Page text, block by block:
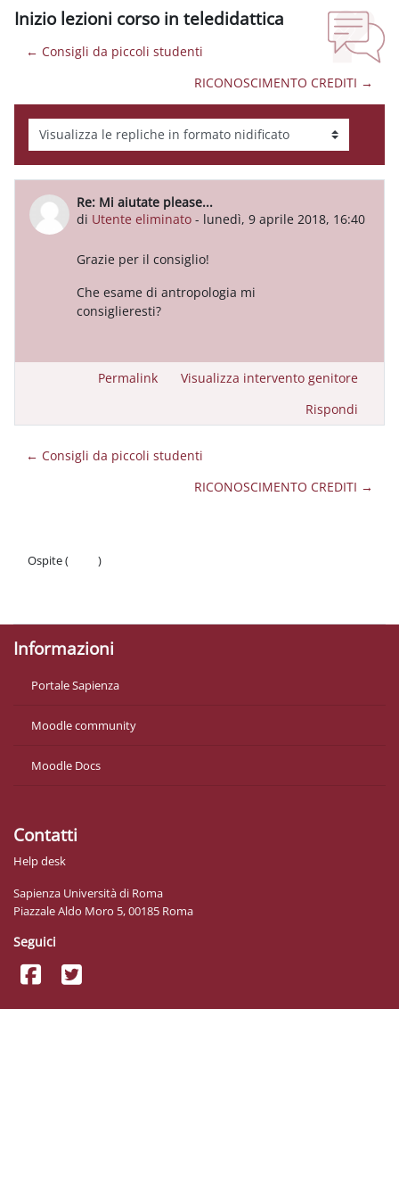
Inizio lezioni corso in teledidattica
← Consigli da piccoli studenti
RICONOSCIMENTO CREDITI →
Modalità visualizzazione
Re: Mi aiutate please...
di Utente eliminato - lunedì, 9 aprile 2018, 16:40
Numero di risposte: 0
Grazie per il consiglio!
Che esame di antropologia mi
consiglieresti?
Permalink
Visualizza intervento genitore
Rispondi
← Consigli da piccoli studenti
RICONOSCIMENTO CREDITI →
Ospite (
)
Informazioni
Portale Sapienza
Moodle community
Moodle Docs
Contatti
Help desk
Sapienza Università di Roma
Piazzale Aldo Moro 5, 00185 Roma
Seguici